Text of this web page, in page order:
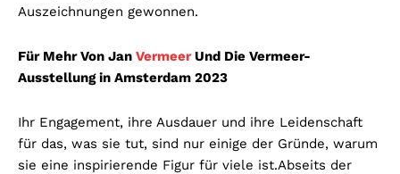
Auszeichnungen gewonnen.
Für Mehr Von Jan VermeerUnd Die Vermeer-
Ausstellung in Amsterdam 2023
Ihr Engagement, ihre Ausdauer und ihre Leidenschaft
für das, was sie tut, sind nur einige der Gründe, warum
sie eine inspirierende Figur für viele ist.Abseits der